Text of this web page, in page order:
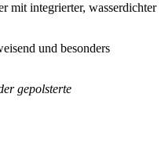
mit integrierter, wasserdichter
und besonders
gepolsterte